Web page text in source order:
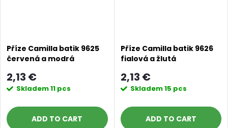
Příze Camilla batik 9625
červená a modrá
2,13 €
Skladem11 pcs
ADD TO CART
Příze Camilla batik 9626
fialová a žlutá
2,13 €
Skladem15 pcs
ADD TO CART